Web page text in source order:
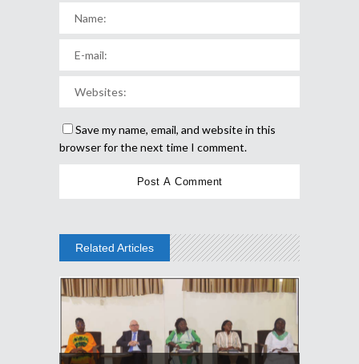
Save my name, email, and website in this
browser for the next time I comment.
Related Articles